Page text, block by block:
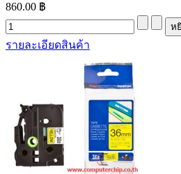
860.00 ฿
รายละเอียดสินค้า